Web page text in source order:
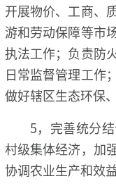
开展物价、工商、
游和劳动保障等市
执法工作；负责防
日常监督管理工作
做好辖区生态环保
5，完善统分
村级集体经济，加
协调农业生产和效